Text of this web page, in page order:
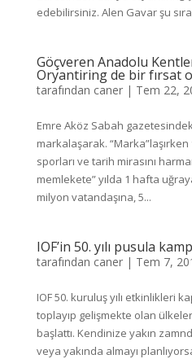
edebilirsiniz. Alen Gavar şu
Göçveren Anadolu
Oryantiring de bir fırsat
tarafından caner| Tem 22,
Emre Aköz Sabah
markalaşarak.
sporları ve tarih mirasını
memlekete” yılda 1 hafta
milyon vatandaşına, 5...
IOF’in 50. yılı pusula
tarafından caner| Tem 7,
IOF 50. kuruluş yılı etkinlikleri
toplayıp gelişmekte olan
başlattı. Kendinize yakın
veya yakında almayı